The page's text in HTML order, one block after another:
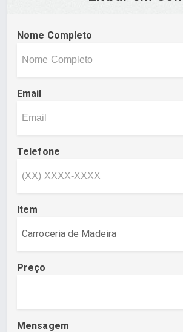
Nome Completo
Email
Telefone
Item
Preço
Mensagem